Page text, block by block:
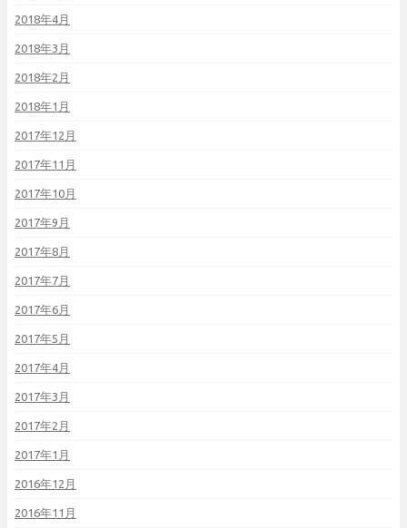
2018年4月
2018年3月
2018年2月
2018年1月
2017年12月
2017年11月
2017年10月
2017年9月
2017年8月
2017年7月
2017年6月
2017年5月
2017年4月
2017年3月
2017年2月
2017年1月
2016年12月
2016年11月